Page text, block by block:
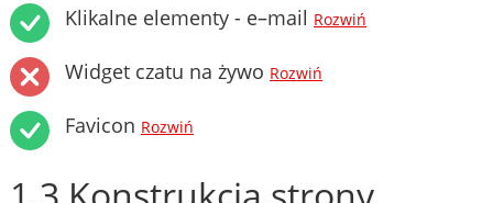
Klikalne elementy - e–mail Rozwiń
Widget czatu na żywo Rozwiń
Favicon Rozwiń